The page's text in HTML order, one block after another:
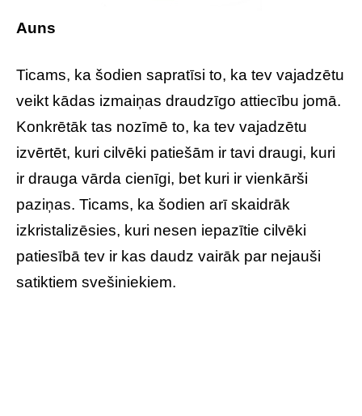
Auns
Ticams, ka šodien sapratīsi to, ka tev vajadzētu
veikt kādas izmaiņas draudzīgo attiecību jomā.
Konkrētāk tas nozīmē to, ka tev vajadzētu
izvērtēt, kuri cilvēki patiešām ir tavi draugi, kuri
ir drauga vārda cienīgi, bet kuri ir vienkārši
paziņas. Ticams, ka šodien arī skaidrāk
izkristalizēsies, kuri nesen iepazītie cilvēki
patiesībā tev ir kas daudz vairāk par nejauši
satiktiem svešiniekiem.